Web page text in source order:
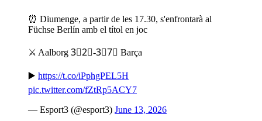
⏰ Diumenge, a partir de les 17.30, s'enfrontarà al
Füchse Berlín amb el títol en joc
⚔️ Aalborg 3⃣2⃣-3⃣7⃣ Barça
▶️ https://t.co/iPphgPEL5H
pic.twitter.com/fZtRp5ACY7
— Esport3 (@esport3) June 13, 2026